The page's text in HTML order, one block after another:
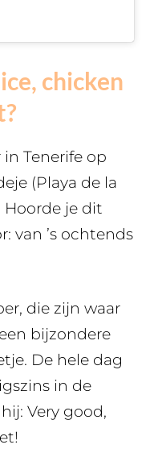
chicken
Tenerife op
(Playa de la
Hoorde je dit
van ’s ochtends
die zijn waar
bijzondere
De hele dag
in de
Very good,